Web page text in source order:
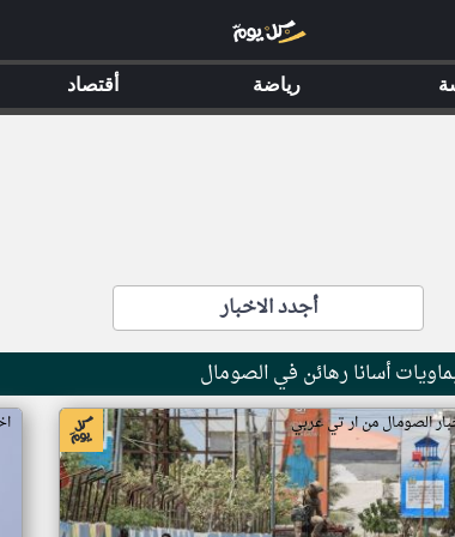
أجدد الاخبار
أسانا رهائن في الصومال
الصومال من ار تي عربي
رياضة أقتصاد